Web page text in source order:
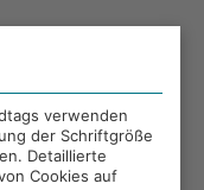
verwenden
der Schriftgröße
Detaillierte
Cookies auf